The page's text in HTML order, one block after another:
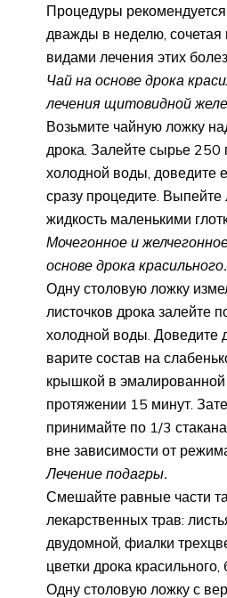
Процедуры
дважды в неделю, сочетая
видами лечения этих
Чай на основе дрока
лечения щитовидной
Возьмите чайную ложку
дрока. Залейте сырье 250
холодной воды, доведите
сразу процедите. Выпейте
жидкость маленькими
Мочегонное и
основе дрока красильного.
Одну столовую ложку
листочков дрока залейте
холодной воды. Доведите
варите состав на
крышкой в эмалированной
протяжении 15 минут.
принимайте по 1/3
вне зависимости от
Лечение подагры.
Смешайте равные части
лекарственных трав:
двудомной, фиалки
цветки дрока
Одну столовую ложку с